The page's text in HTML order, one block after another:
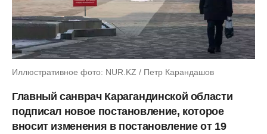
Иллюстративное фото: NUR.KZ / Петр Карандашов
Главный санврач Карагандинской области
подписал новое постановление, которое
вносит изменения в постановление от 19